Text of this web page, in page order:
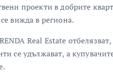
проекти в добрите
вижда в региона.
Real Estate
се удължават, а